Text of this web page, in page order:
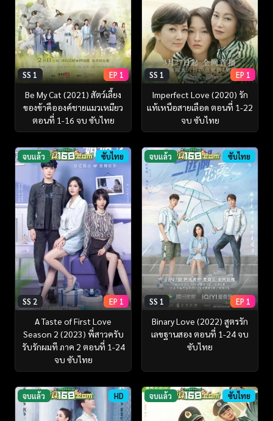
SS 1 EP 1
Be My Cat (2021) สัตว์เลี้ยง
ของข้าคือองค์ชายแมวเหมียว
ตอนที่ 1-16 จบ ซับไทย
SS 1 EP 1
Imperfect Love (2020) รัก
แท้เหนือสายเลือด ตอนที่ 1-22
จบ ซับไทย
จบแล้ว ซับไทย
SS 2 EP 1
A Taste of First Love
Season 2 (2023) พี่สาวครับ
รับรักผมที ภาค 2 ตอนที่ 1-24
จบ ซับไทย
จบแล้ว ซับไทย
SS 1 EP 1
Binary Love (2022) สูตรรัก
เลขฐานสอง ตอนที่ 1-24 จบ
ซับไทย
จบแล้ว HD จบแล้ว ซับไทย